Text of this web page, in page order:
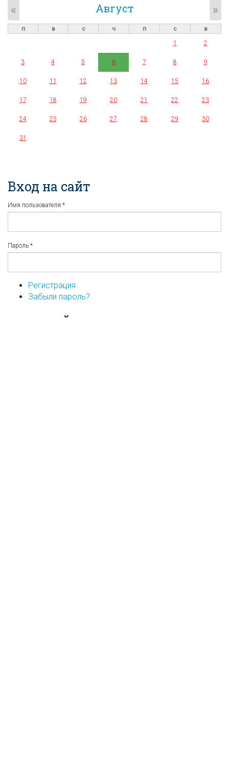
Август
« »
п в с ч п с
в
1
2
3 4 5 6 7 8 9
10 11 12 13 14 15 16
17 18 19 20 21 22 23
24 25 26 27 28 29 30
31
Вход на сайт
Имя пользователя *
Пароль *
Регистрация
Забыли пароль?
...или войдите используя